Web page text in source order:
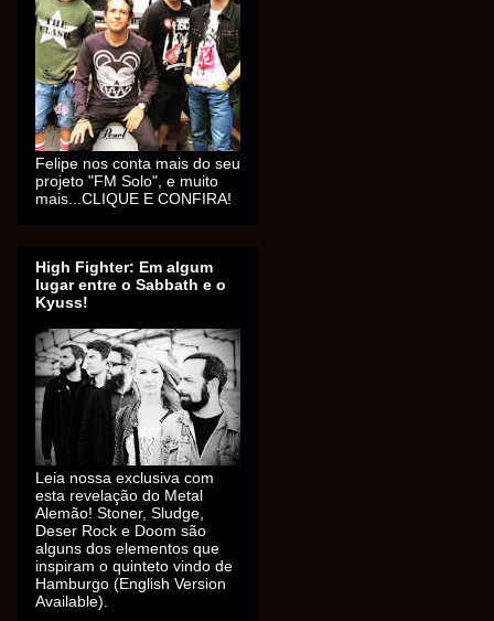
Felipe nos conta mais do seu
projeto "FM Solo", e muito
mais...CLIQUE E CONFIRA!
High Fighter: Em algum
lugar entre o Sabbath e o
Kyuss!
Leia nossa exclusiva com
esta revelação do Metal
Alemão! Stoner, Sludge,
Deser Rock e Doom são
alguns dos elementos que
inspiram o quinteto vindo de
Hamburgo (English Version
Available).